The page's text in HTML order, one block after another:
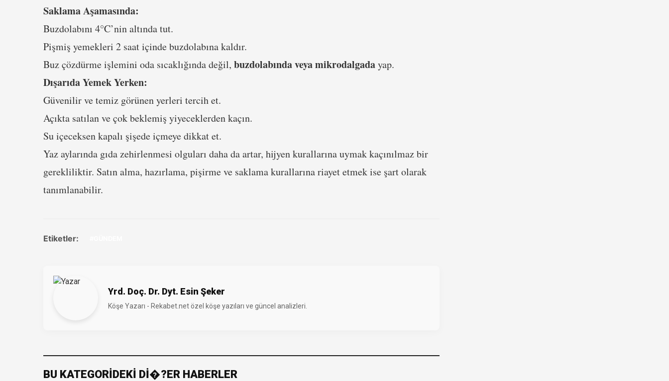
Saklama Aşamasında:
Buzdolabını 4°C’nin altında tut.
Pişmiş yemekleri 2 saat içinde buzdolabına kaldır.
Buz çözdürme işlemini oda sıcaklığında değil, buzdolabında veya mikrodalgadayap.
Dışarıda Yemek Yerken:
Güvenilir ve temiz görünen yerleri tercih et.
Açıkta satılan ve çok beklemiş yiyeceklerden kaçın.
Su içeceksen kapalı şişede içmeye dikkat et.
Yaz aylarında gıda zehirlenmesi olguları daha da artar, hijyen kurallarına uymak kaçınılmaz bir
gerekliliktir. Satın alma, hazırlama, pişirme ve saklama kurallarına riayet etmek ise şart olarak
tanımlanabilir.
Etiketler:
Yrd. Doç. Dr. Dyt. Esin Şeker
Köşe Yazarı - Rekabet.net özel köşe yazıları ve güncel analizleri.
BU KATEGORİDEKİ Dİ�?ER HABERLER